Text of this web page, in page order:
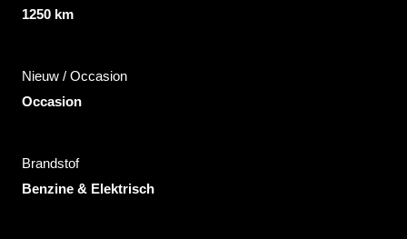
1250 km
Nieuw / Occasion
Occasion
Brandstof
Benzine & Elektrisch